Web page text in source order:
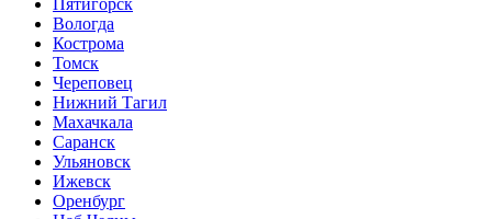
Пятигорск
Вологда
Кострома
Томск
Череповец
Нижний Тагил
Махачкала
Саранск
Ульяновск
Ижевск
Оренбург